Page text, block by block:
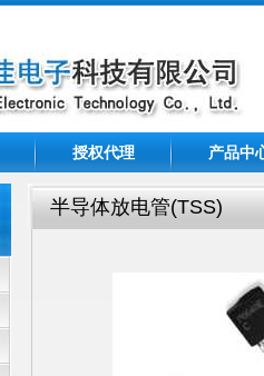
授权代理 产品中
半导体放电管(TSS)